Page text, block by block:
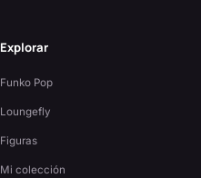
Explorar
Funko Pop
Loungefly
Figuras
Mi colección